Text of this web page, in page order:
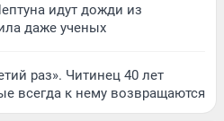
идут дожди из
даже ученых
раз». Читинец 40 лет
всегда к нему возвращаются